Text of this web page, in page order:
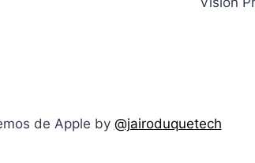
de Apple by @jairoduquetech